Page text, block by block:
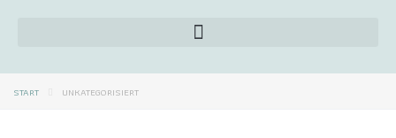
START UNKATEGORISIERT